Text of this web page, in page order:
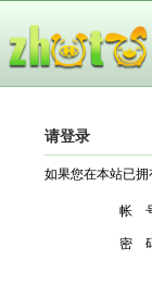
请登录
如果您在本站已
帐
密